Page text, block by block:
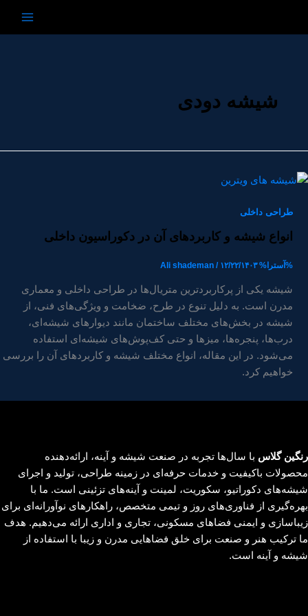
شیشه دودی
طراحی داخلی
انواع شیشه و کاربردهای آن در دکوراسیون داخلی
%آسترا% Ali shademan/ ۱۲/۲۲/۱۴۰۳
شیشه یکی از پرکاربردترین متریال‌ها در طراحی داخلی و معماری
مدرن است. به دلیل تنوع در طرح، ضخامت و ویژگی‌های فنی، از
شیشه در بخش‌های مختلف ساختمان مانند دیوارهای شیشه‌ای،
درب‌ها، پنجره‌ها، میزها و حتی کف‌پوش‌های شیشه‌ای استفاده
می‌شود. در این مقاله، انواع مختلف شیشه و کاربردهای آن را بررسی
خواهیم کرد.
رنگین گلاس با سال‌ها تجربه در صنعت شیشه و آینه، ارائه‌دهنده
محصولات باکیفیت و خدمات حرفه‌ای در زمینه طراحی، تولید و اجرای
شیشه‌های دکوراتیو، سکوریت، لمینت و آینه‌های تزئینی است. ما با
بهره‌گیری از فناوری‌های روز و تیمی متخصص، راهکارهای نوآورانه‌ای برای
زیباسازی و ایمنی فضاهای مسکونی، تجاری و اداری ارائه می‌دهیم. هدف
ما ترکیب هنر و صنعت برای خلق فضاهایی مدرن و زیبا با استفاده از
شیشه و آینه است.